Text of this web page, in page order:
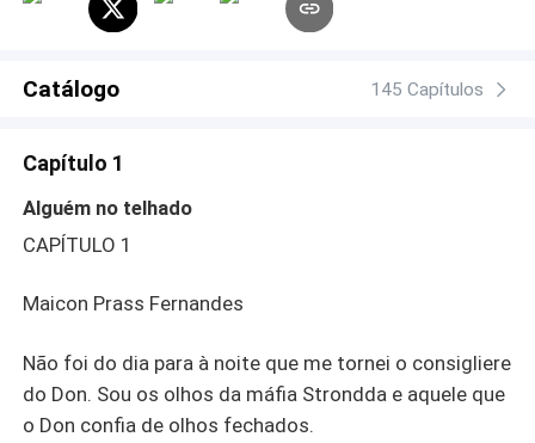
que vamos ver... até o diavolo tem medo de mim,
Catálogo 145 Capítulos
Capítulo 1
Alguém no telhado
CAPÍTULO 1
Maicon Prass Fernandes
Não foi do dia para à noite que me tornei o consigliere
do Don. Sou os olhos da máfia Strondda e aquele que
o Don confia de olhos fechados.